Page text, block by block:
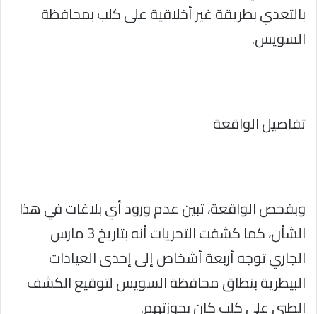
بالتعدي بطريقة غير أخلاقية على كلب بمحافظة
السويس.
تفاصيل الواقعة
وبفحص الواقعة، تبين عدم ورود أي بلاغات في هذا
الشأن، كما كشفت التحريات أنه بتاريخ 3 مارس
الجاري توجه أربعة أشخاص إلى إحدى العيادات
البيطرية بنطاق محافظة السويس لتوقيع الكشف
الطبي على كلب كان بحوزتهم.